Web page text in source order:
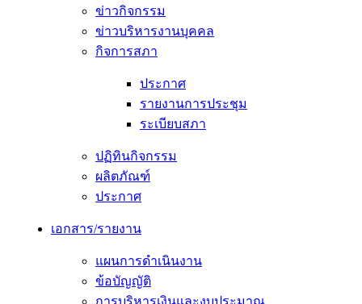
ข่าวกิจกรรม
ข่าวบริหารงานบุคคล
กิจการสภา
ประกาศ
รายงานการประชุม
ระเบียบสภา
ปฏิทินกิจกรรม
ผลิตภัณฑ์
ประกาศ
เอกสาร/รายงาน
แผนการดำเนินงาน
ข้อบัญญัติ
การบริหารเงินและงบประมาณ